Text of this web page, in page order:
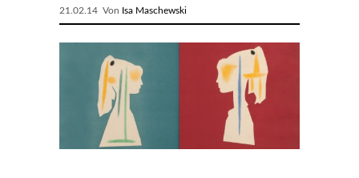
21.02.14 Von Isa Maschewski